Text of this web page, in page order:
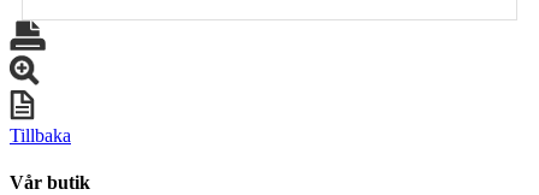
Tillbaka
Vår butik